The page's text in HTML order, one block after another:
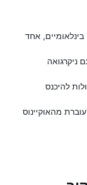
אחד
ניקרגואה
להיכנס
מהאוקיינוס